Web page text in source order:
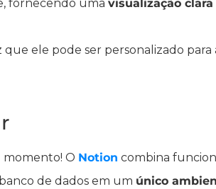
fornecendo uma visualização clara
que ele pode ser personalizado para
momento! O Notion combina
de dados em um único